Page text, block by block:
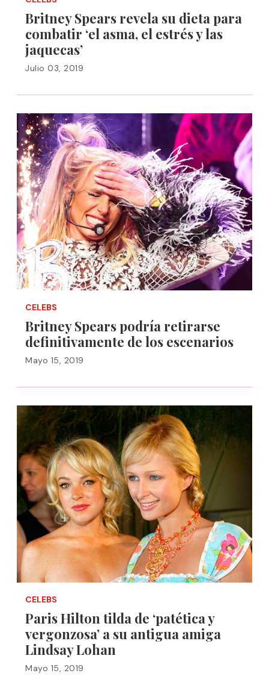
Britney Spears revela su dieta para
combatir ‘el asma, el estrés y las
jaquecas’
Julio 03, 2019
CELEBS
Britney Spears podría retirarse
definitivamente de los escenarios
Mayo 15, 2019
CELEBS
Paris Hilton tilda de ‘patética y
vergonzosa’ a su antigua amiga
Lindsay Lohan
Mayo 15, 2019